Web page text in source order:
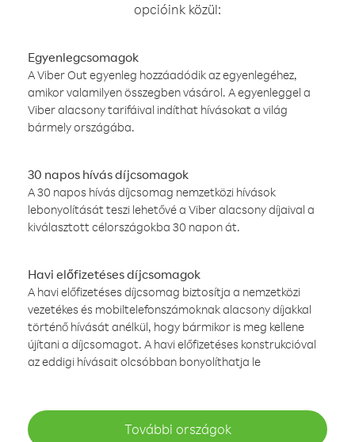
opcióink közül:
Egyenlegcsomagok
A Viber Out egyenleg hozzáadódik az egyenlegéhez,
amikor valamilyen összegben vásárol. A egyenleggel a
Viber alacsony tarifáival indíthat hívásokat a világ
bármely országába.
30 napos hívás díjcsomagok
A 30 napos hívás díjcsomag nemzetközi hívások
lebonyolítását teszi lehetővé a Viber alacsony díjaival a
kiválasztott célországokba 30 napon át.
Havi előfizetéses díjcsomagok
A havi előfizetéses díjcsomag biztosítja a nemzetközi
vezetékes és mobiltelefonszámoknak alacsony díjakkal
történő hívását anélkül, hogy bármikor is meg kellene
újítani a díjcsomagot. A havi előfizetéses konstrukcióval
az eddigi hívásait olcsóbban bonyolíthatja le
További országok